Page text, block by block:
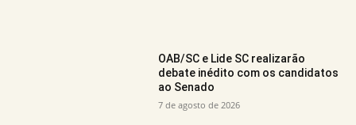
OAB/SC e Lide SC realizarão
debate inédito com os candidatos
ao Senado
7 de agosto de 2026